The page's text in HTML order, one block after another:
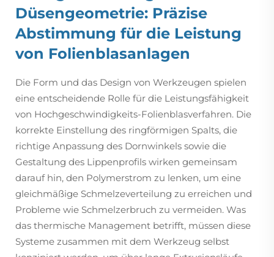
Düsengeometrie: Präzise
Abstimmung für die Leistung
von Folienblasanlagen
Die Form und das Design von Werkzeugen spielen
eine entscheidende Rolle für die Leistungsfähigkeit
von Hochgeschwindigkeits-Folienblasverfahren. Die
korrekte Einstellung des ringförmigen Spalts, die
richtige Anpassung des Dornwinkels sowie die
Gestaltung des Lippenprofils wirken gemeinsam
darauf hin, den Polymerstrom zu lenken, um eine
gleichmäßige Schmelzeverteilung zu erreichen und
Probleme wie Schmelzerbruch zu vermeiden. Was
das thermische Management betrifft, müssen diese
Systeme zusammen mit dem Werkzeug selbst